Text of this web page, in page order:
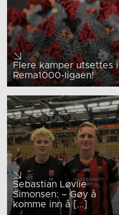
Flere kamper utsettes i
Rema1000-ligaen!
Sebastian Løvlie
Simonsen: – Gøy å
komme inn å [...]